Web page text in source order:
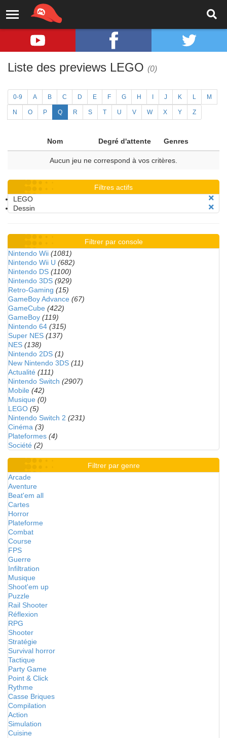
Liste des previews LEGO (0)
0-9 A B C D E F G H J K L M
N O P Q R S T U V W X Y Z
Nom Degré d'attente Genres
Aucun jeu ne correspond à vos critères.
Filtres actifs
LEGO
Dessin
Filtrer par console
Nintendo Wii (1081)
Nintendo Wii U (682)
Nintendo DS (1100)
Nintendo 3DS (929)
Retro-Gaming (15)
GameBoy Advance (67)
GameCube (422)
GameBoy (119)
Nintendo 64 (315)
Super NES (137)
NES (138)
Nintendo 2DS (1)
New Nintendo 3DS (11)
Actualité (111)
Nintendo Switch (2907)
Mobile (42)
Musique (0)
LEGO (5)
Nintendo Switch 2 (231)
Cinéma (3)
Plateformes (4)
Société (2)
Filtrer par genre
Arcade
Aventure
Beat'em all
Cartes
Horror
Plateforme
Combat
Course
FPS
Guerre
Infiltration
Musique
Shoot'em up
Puzzle
Rail Shooter
Réflexion
RPG
Shooter
Stratégie
Survival horror
Tactique
Party Game
Point & Click
Rythme
Casse Briques
Compilation
Action
Simulation
Cuisine